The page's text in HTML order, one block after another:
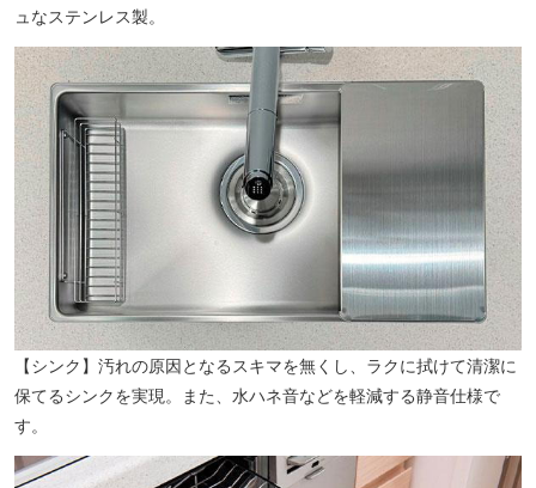
ローソン長崎大学前店（徒歩2分／約90m）
十八親和銀行チトセピア支店（徒歩6分／約460m）
ュなステンレス製。
【シンク】汚れの原因となるスキマを無くし、ラクに拭けて清潔に
保てるシンクを実現。また、水ハネ音などを軽減する静音仕様で
す。